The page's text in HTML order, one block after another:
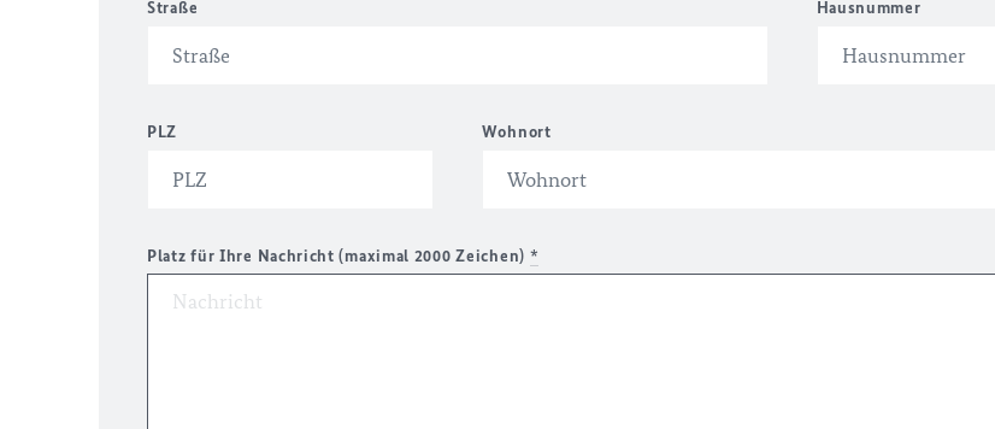
Straße Hausnummer
PLZ Wohnort
Platz für Ihre Nachricht (maximal 2000 Zeichen) *